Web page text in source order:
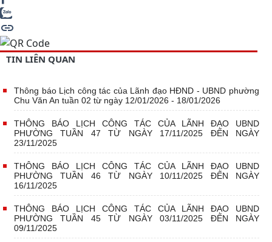
TIN LIÊN QUAN
Thông báo Lịch công tác của Lãnh đạo HĐND - UBND phường
Chu Văn An tuần 02 từ ngày 12/01/2026 - 18/01/2026
THÔNG BÁO LỊCH CÔNG TÁC CỦA LÃNH ĐẠO UBND
PHƯỜNG TUẦN 47 TỪ NGÀY 17/11/2025 ĐẾN NGÀY
23/11/2025
THÔNG BÁO LỊCH CÔNG TÁC CỦA LÃNH ĐẠO UBND
PHƯỜNG TUẦN 46 TỪ NGÀY 10/11/2025 ĐẾN NGÀY
16/11/2025
THÔNG BÁO LỊCH CÔNG TÁC CỦA LÃNH ĐẠO UBND
PHƯỜNG TUẦN 45 TỪ NGÀY 03/11/2025 ĐẾN NGÀY
09/11/2025